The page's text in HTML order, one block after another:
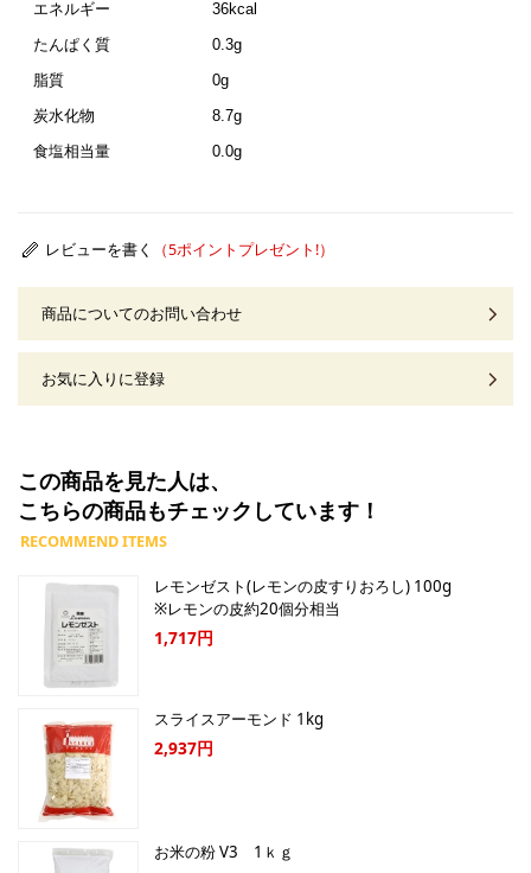
エネルギー 36kcal
たんぱく質 0.3g
脂質 0g
炭水化物 8.7g
食塩相当量 0.0g
レビューを書く
商品についてのお問い合わせ
お気に入りに登録
この商品を見た人は、
こちらの商品もチェックしています！
レモンゼスト(レモンの皮すりおろし) 100g
※レモンの皮約20個分相当
1,717円
スライスアーモンド 1kg
2,937円
お米の粉 V3 1ｋｇ